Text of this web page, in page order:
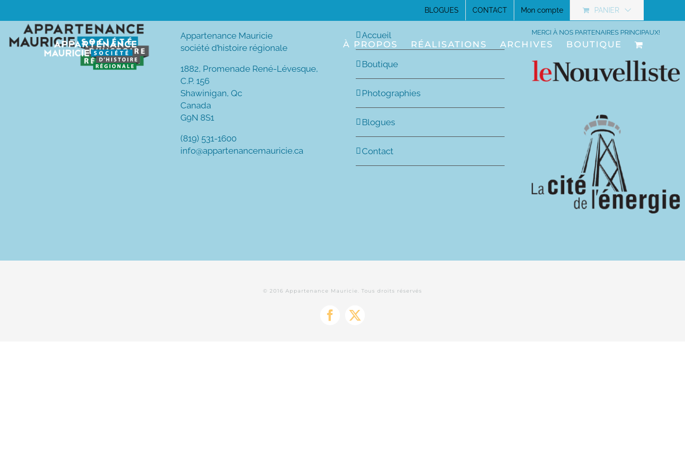
contenu
BLOGUES CONTACT Mon compte PANIER
À PROPOS RÉALISATIONS ARCHIVES BOUTIQUE
Appartenance Mauricie
société d’histoire régionale
1882, Promenade René-Lévesque,
C.P. 156
Shawinigan, Qc
Canada
G9N 8S1
(819) 531-1600
info@appartenancemauricie.ca
Accueil
Boutique
Photographies
Blogues
Contact
MERCI À NOS PARTENAIRES PRINCIPAUX!
© 2016 Appartenance Mauricie. Tous droits réservés